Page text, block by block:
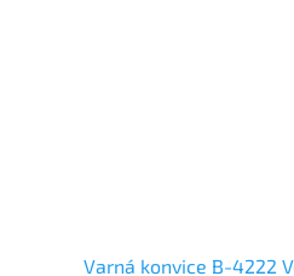
Varná konvice B-4222